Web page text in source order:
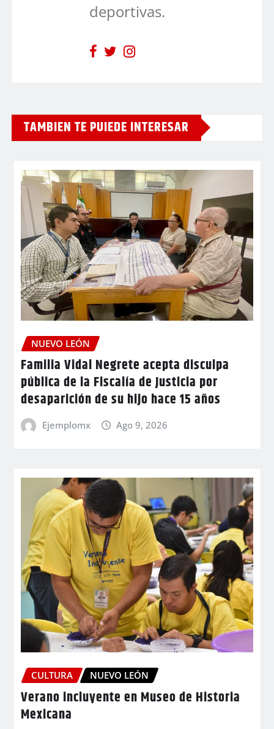
deportivas.
TAMBIEN TE PUIEDE INTERESAR
NUEVO LEÓN
Familia Vidal Negrete acepta disculpa
pública de la Fiscalía de Justicia por
desaparición de su hijo hace 15 años
Ejemplomx Ago 9, 2026
CULTURA NUEVO LEÓN
Verano incluyente en Museo de Historia
Mexicana